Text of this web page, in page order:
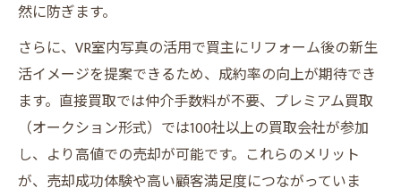
然に防ぎます。
さらに、VR室内写真の活用で買主にリフォーム後の新生
活イメージを提案できるため、成約率の向上が期待でき
ます。直接買取では仲介手数料が不要、プレミアム買取
（オークション形式）では100社以上の買取会社が参加
し、より高値での売却が可能です。これらのメリット
が、売却成功体験や高い顧客満足度につながっていま